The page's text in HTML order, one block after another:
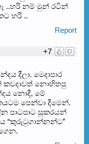
..හරි නම් මුන් රටින්
හරි ..
Report
+7
දීලා. මෙදාපාර
නොහිතපු
නොදී, මේ
පෙන්වා දීමෙන්.
පාටපාට සූකරයන්
“කුරුටුගාන්නන්ට”